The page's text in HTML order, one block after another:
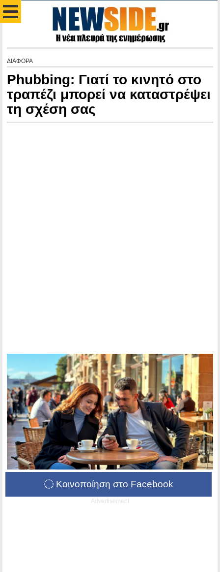
ΔΙΑΦΟΡΑ
Phubbing: Γιατί το κινητό στο
τραπέζι μπορεί να καταστρέψει
τη σχέση σας
Κοινοποίηση στο Facebook
Advertisement